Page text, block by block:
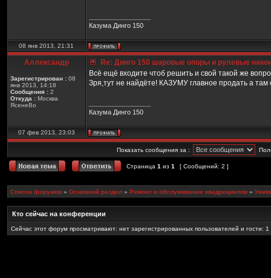
Казума Динго 150
08 янв 2013, 21:31
Аллександр
Зарегистрирован : 08
янв 2013, 14:18
Сообщения : 2
Откуда : Москва
ЯсенеВо
Re: Динго 150 шаровые опоры и рулевые
Всё ещё входите чтоб решить и свой такой же
Зря,тут не найдёте! КАЗУМУ главное продать а там
Казума Динго 150
07 фев 2013, 23:03
Показать сообщения за :
Страница 1 из 1 [ Сообщений: 2 ]
Список форумов » Основной раздел » Ремонт и обслуживание квадроциклов »
Кто сейчас на конференции
Сейчас этот форум просматривают: нет зарегистрированных пользователей и гости: 1